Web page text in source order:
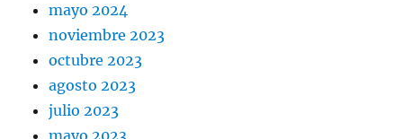
mayo 2024
noviembre 2023
octubre 2023
agosto 2023
julio 2023